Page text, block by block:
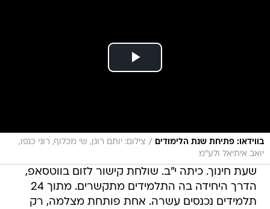
בווידאו: פתיחת שנת הלימודים / צילום: יותם רונן, שי מכלוף, רוני כנפו,
יואב איתיאל ולע"מ
שעת חינוך. כיתה י"ב. שולחת קישור לזום בווטסאפ,
הדרך היחידה בה התלמידים מתקשרים. מתוך 24
תלמידים נכנסים עשרה. אחת פותחת מצלמה, רק